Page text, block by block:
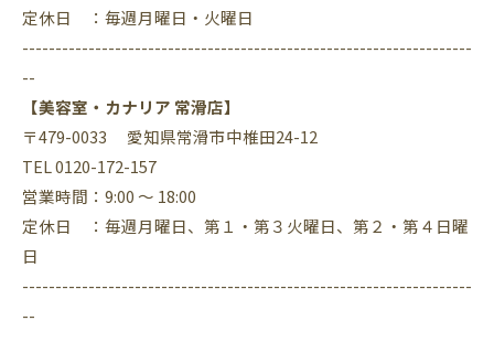
定休日 ：毎週月曜日・火曜日
--------------------------------------------------------------------
--
【美容室・カナリア 常滑店】
〒479-0033 愛知県常滑市中椎田24-12
TEL 0120-172-157
営業時間：9:00 ～ 18:00
定休日 ：毎週月曜日、第１・第３火曜日、第２・第４日曜
日
--------------------------------------------------------------------
--